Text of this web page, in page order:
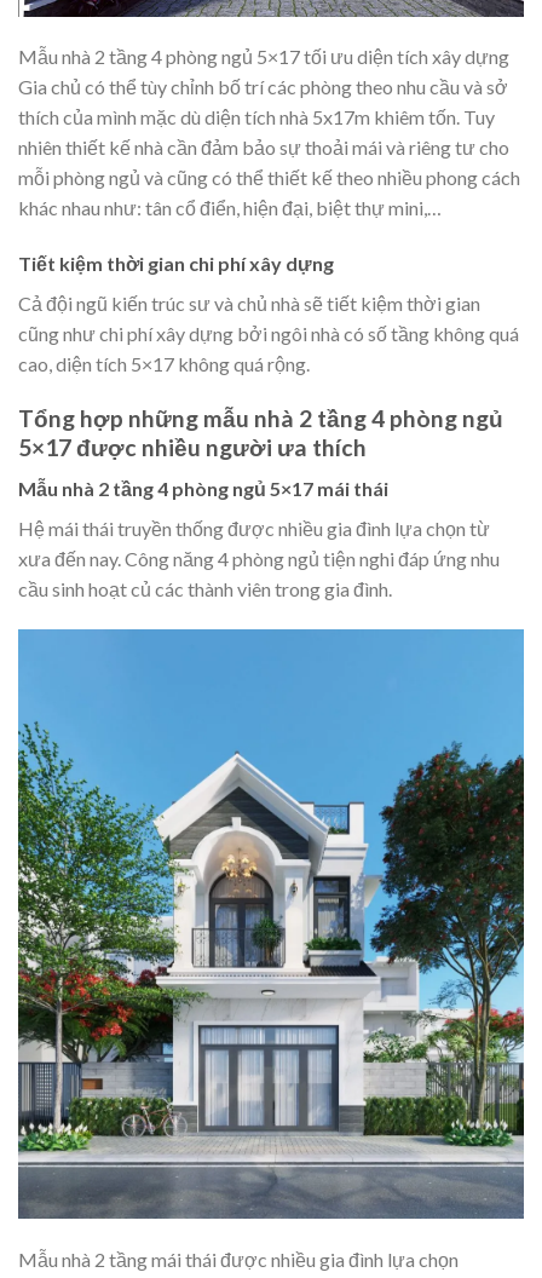
Mẫu nhà 2 tầng 4 phòng ngủ 5×17 tối ưu diện tích xây dựng
Gia chủ có thể tùy chỉnh bố trí các phòng theo nhu cầu và sở
thích của mình mặc dù diện tích nhà 5x17m khiêm tốn. Tuy
nhiên thiết kế nhà cần đảm bảo sự thoải mái và riêng tư cho
mỗi phòng ngủ và cũng có thể thiết kế theo nhiều phong cách
khác nhau như: tân cổ điển, hiện đại, biệt thự mini,…
Tiết kiệm thời gian chi phí xây dựng
Cả đội ngũ kiến trúc sư và chủ nhà sẽ tiết kiệm thời gian
cũng như chi phí xây dựng bởi ngôi nhà có số tầng không quá
cao, diện tích 5×17 không quá rộng.
Tổng hợp những mẫu nhà 2 tầng 4 phòng ngủ
5×17 được nhiều người ưa thích
Mẫu nhà 2 tầng 4 phòng ngủ 5×17 mái thái
Hệ mái thái truyền thống được nhiều gia đình lựa chọn từ
xưa đến nay. Công năng 4 phòng ngủ tiện nghi đáp ứng nhu
cầu sinh hoạt củ các thành viên trong gia đình.
Mẫu nhà 2 tầng mái thái được nhiều gia đình lựa chọn